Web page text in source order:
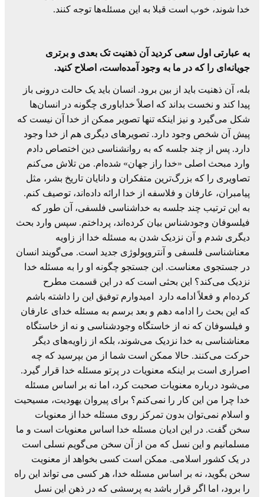
خدا شوند، خوب است قبلا به این مسئله‌ها توجه کنند.
به عبارتی اول سعی کردید آن ذهنیت تک بعدی و برتری
جویانه‌ای را که در ما به وجود آمده‌است، اصلاح کنید.
بله، آن ذهنیت باید از بین برود. انسان باید یک حالت درونی باز
پیدا کند و نخست بداند که اصلاً خداباوری چگونه در انسان‌ها
شکل می‌گیرد و نیز اینکه تنها تصویر ممکن از خدا آن نیست که
پیش آن شخص وجود دارد. تصویرهای دیگری هم از خدا وجود
دارد. پس از چند جلسه که به روانشناسی دین اختصاص دادم
وارد مبحث اصلی «خدا راز جهان» شده‌ام. من تلاش می‌کنم
تصاویری را که بزرگ‌ترین متفکران و دانایان تاریخ بشر، مثل
پیامبران، عارفان و فلاسفه از خدا ارائه داده‌اند، توصیف کنم.
به این ترتیب چند جلسه به خداشناسی فلسفی، آن طور که
فیلسوفان وجودشناس بیان کرده‌اند، پرداختم. سپس وارد بحث
دیگری شدم و آن نزدیک شدن به مسئله خدا از زاویه
معناشناسی فلسفی و آنتروپولوژی جدید است. می‌گویند انسان
در جستجوی معناست. این جستجو چگونه او را به مسئله خدا
نزدیک می‌کند؟ این بحثی است که در این قسمت مطرح
کرده‌ام و فعلاً ادامه دارد امیدوارم توفیق این را داشته باشم
که این بحث را ادامه دهم و بعد برسم به مسئله خدای عارفان
و فیلسوفان که نه از خاستگاه وجودشناسی و نه از خاستگاه
معناشناسی به خدا نزدیک می‌شوند، بلکه از زاویه‌های دیگر
حرکت می‌کنند. حالا ممکن است شما از من بپرسید که چه
اصراری است بر اینکه معنویات در پرتو مسئله خدا قرار گیرد.
می‌شود درباره معنویات صحبت کرد، اما نه بر اساس مسئله
خدا چرا من این کار را نمی‌کنم؟ برای پیروان یهودیت، مسیحیت
و اسلام نمی‌توان بدون تمرکز روی مسئله خدا از معنویات
سخن گفت. در این ادیان مسئله خدا اساس معنویات است و ما
مسلمانیم و این نسل که من از آن سخن می‌گویم نسلی است
در یک کشور اسلامی. ممکن است کسی بخواهد از معنویت
سخن بگوید، نه بر اساس مسئله خدا، هر کسی می تواند این راه
را برود، اما اگر قرار باشد به پرسشی که در ذهن این نسل